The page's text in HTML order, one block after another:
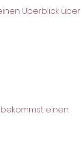
Überblick über
einen